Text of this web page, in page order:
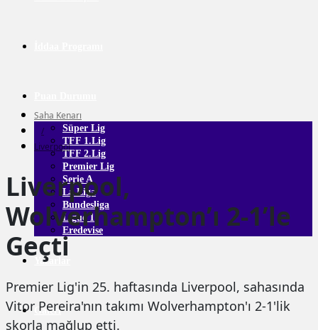
Süper Lig
TFF 1.Lig
TFF 2.Lig
Premier Lig
Serie A
La Liga
Bundesliga
Ligue 1
Eredevise
Yazarlar
Galeri
Saha Kenarı
/
Liverpool
Liverpool,
Wolverhampton’ı 2-1’le
Geçti
Premier Lig'in 25. haftasında Liverpool, sahasında
Vitor Pereira'nın takımı Wolverhampton'ı 2-1'lik
skorla mağlup etti.